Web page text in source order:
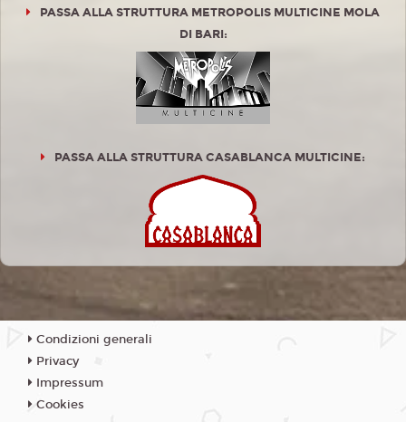
PASSA ALLA STRUTTURA METROPOLIS MULTICINE MOLA
DI BARI:
PASSA ALLA STRUTTURA CASABLANCA MULTICINE:
Condizioni generali
Privacy
Impressum
Cookies